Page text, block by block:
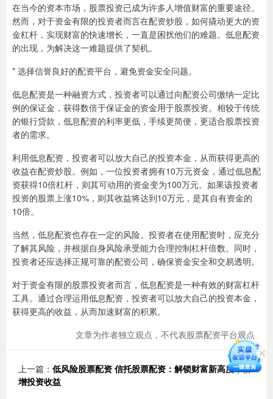
在当今的资本市场，股票投资已成为许多人增值财富的重要途径。
然而，对于资金有限的投资者而言在配资炒股，如何撬动更大的资
金杠杆，实现财富的快速增长，一直是困扰他们的难题。低息配资
的出现，为解决这一难题提供了契机。
* 选择信誉良好的配资平台，避免资金安全问题。
低息配资是一种融资方式，投资者可以通过向配资公司缴纳一定比
例的保证金，获得数倍于保证金的资金用于股票投资。相较于传统
的银行贷款，低息配资的利率更低，手续更简便，更适合股票投资
者的需求。
利用低息配资，投资者可以放大自己的投资本金，从而获得更高的
收益在配资炒股。例如，一位投资者拥有10万元资金，通过低息配
资获得10倍杠杆，则其可动用的资金变为100万元。如果该投资者
投资的股票上涨10%，则其收益将达到10万元，是其自有资金的
10倍。
当然，低息配资也存在一定的风险。投资者在使用配资时，应充分
了解其风险，并根据自身风险承受能力合理控制杠杆倍数。同时，
投资者还应选择正规可靠的配资公司，确保资金安全和交易透明。
对于资金有限的股票投资者而言，低息配资是一种有效的财富杠杆
工具。通过合理运用低息配资，投资者可以放大自己的投资本金，
获得更高的收益，从而加速财富的积累。
文章为作者独立观点，不代表股票配资平台观点
上一篇： 低风险股票配资 信托股票配资：解锁财富新高度，倍
增投资收益